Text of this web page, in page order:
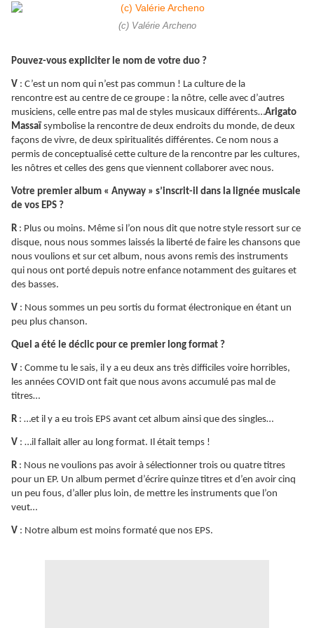
(c) Valérie Archeno
Pouvez-vous expliciter le nom de votre duo ?
V : C’est un nom qui n’est pas commun ! La culture de la
rencontre est au centre de ce groupe : la nôtre, celle avec d’autres
musiciens, celle entre pas mal de styles musicaux différents…Arigato
Massaï symbolise la rencontre de deux endroits du monde, de deux
façons de vivre, de deux spiritualités différentes. Ce nom nous a
permis de conceptualisé cette culture de la rencontre par les cultures,
les nôtres et celles des gens que viennent collaborer avec nous.
Votre premier album « Anyway » s’inscrit-il dans la lignée musicale
de vos EPS ?
R : Plus ou moins. Même si l’on nous dit que notre style ressort sur ce
disque, nous nous sommes laissés la liberté de faire les chansons que
nous voulions et sur cet album, nous avons remis des instruments
qui nous ont porté depuis notre enfance notamment des guitares et
des basses.
V : Nous sommes un peu sortis du format électronique en étant un
peu plus chanson.
Quel a été le déclic pour ce premier long format ?
V : Comme tu le sais, il y a eu deux ans très difficiles voire horribles,
les années COVID ont fait que nous avons accumulé pas mal de
titres…
R : …et il y a eu trois EPS avant cet album ainsi que des singles…
V : …il fallait aller au long format. Il était temps !
R : Nous ne voulions pas avoir à sélectionner trois ou quatre titres
pour un EP. Un album permet d’écrire quinze titres et d’en avoir cinq
un peu fous, d’aller plus loin, de mettre les instruments que l’on
veut…
V : Notre album est moins formaté que nos EPS.